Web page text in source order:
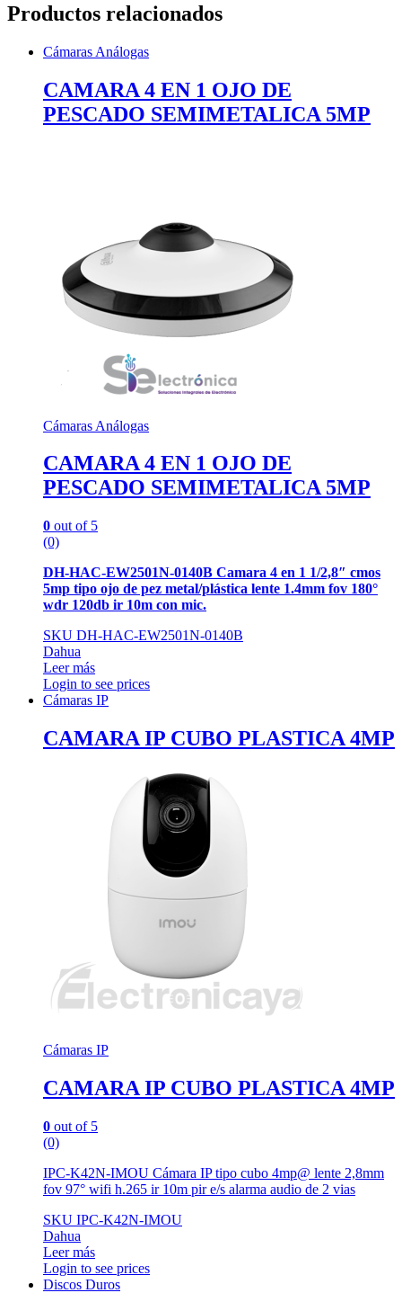
Productos relacionados
Cámaras Análogas
CAMARA 4 EN 1 OJO DE
PESCADO SEMIMETALICA 5MP
Cámaras Análogas
CAMARA 4 EN 1 OJO DE
PESCADO SEMIMETALICA 5MP
0 out of 5
(0)
DH-HAC-EW2501N-0140B Camara 4 en 1 1/2,8″ cmos
5mp tipo ojo de pez metal/plástica lente 1.4mm fov 180°
wdr 120db ir 10m con mic.
SKU DH-HAC-EW2501N-0140B
Dahua
Leer más
Login to see prices
Cámaras IP
CAMARA IP CUBO PLASTICA 4MP
Cámaras IP
CAMARA IP CUBO PLASTICA 4MP
0 out of 5
(0)
IPC-K42N-IMOU Cámara IP tipo cubo 4mp@ lente 2,8mm
fov 97° wifi h.265 ir 10m pir e/s alarma audio de 2 vias
SKU IPC-K42N-IMOU
Dahua
Leer más
Login to see prices
Discos Duros